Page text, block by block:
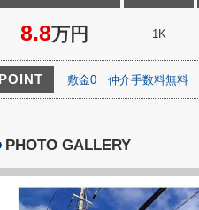
8.8万円 1K
POINT 敷金0 仲介手数料無料
PHOTO GALLERY